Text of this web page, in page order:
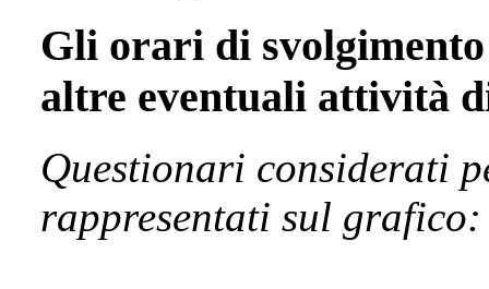
Gli orari di
altre eventuali attività
Questionari considerati
rappresentati sul